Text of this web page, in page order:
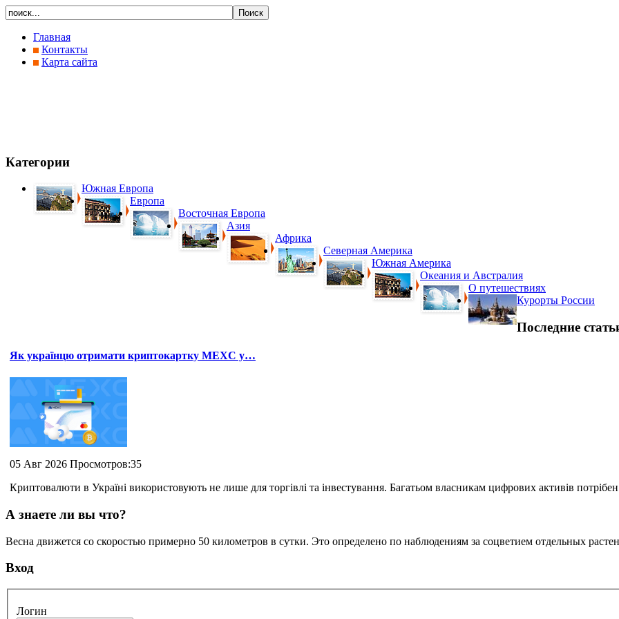
Главная
Контакты
Карта сайта
Категории
Южная Европа
Европа
Восточная Европа
Азия
Африка
Северная Америка
Южная Америка
Океания и Австралия
О путешествиях
Курорты России
Последние
Як українцю отримати криптокартку MEXC у…
05 Авг 2026 Просмотров:35
Криптовалюти в Україні використовують не лише для торгівлі та інвестування. Багатьом власникам цифрових активів
А знаете ли вы что?
Весна движется со скоростью примерно 50 километров в сутки. Это определено по наблюдениям за соцветием отдельных
Вход
Логин